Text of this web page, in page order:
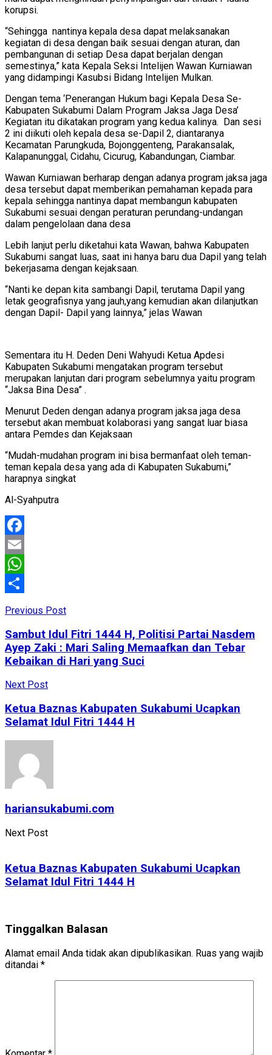
korupsi.
“Sehingga nantinya kepala desa dapat melaksanakan
kegiatan di desa dengan baik sesuai dengan aturan, dan
pembangunan di setiap Desa dapat berjalan dengan
semestinya,” kata Kepala Seksi Intelijen Wawan Kurniawan
yang didampingi Kasubsi Bidang Intelijen Mulkan.
Dengan tema ‘Penerangan Hukum bagi Kepala Desa Se-
Kabupaten Sukabumi Dalam Program Jaksa Jaga Desa’
Kegiatan itu dikatakan program yang kedua kalinya. Dan sesi
2 ini diikuti oleh kepala desa se-Dapil 2, diantaranya
Kecamatan Parungkuda, Bojonggenteng, Parakansalak,
Kalapanunggal, Cidahu, Cicurug, Kabandungan, Ciambar.
Wawan Kurniawan berharap dengan adanya program jaksa jaga
desa tersebut dapat memberikan pemahaman kepada para
kepala sehingga nantinya dapat membangun kabupaten
Sukabumi sesuai dengan peraturan perundang-undangan
dalam pengelolaan dana desa
Lebih lanjut perlu diketahui kata Wawan, bahwa Kabupaten
Sukabumi sangat luas, saat ini hanya baru dua Dapil yang telah
bekerjasama dengan kejaksaan.
“Nanti ke depan kita sambangi Dapil, terutama Dapil yang
letak geografisnya yang jauh,yang kemudian akan dilanjutkan
dengan Dapil- Dapil yang lainnya,” jelas Wawan
Sementara itu H. Deden Deni Wahyudi Ketua Apdesi
Kabupaten Sukabumi mengatakan program tersebut
merupakan lanjutan dari program sebelumnya yaitu program
“Jaksa Bina Desa” .
Menurut Deden dengan adanya program jaksa jaga desa
tersebut akan membuat kolaborasi yang sangat luar biasa
antara Pemdes dan Kejaksaan
“Mudah-mudahan program ini bisa bermanfaat oleh teman-
teman kepala desa yang ada di Kabupaten Sukabumi,”
harapnya singkat
Al-Syahputra
Facebook
Email
WhatsApp
Previous Post
Sambut Idul Fitri 1444 H, Politisi Partai Nasdem
Ayep Zaki : Mari Saling Memaafkan dan Tebar
Kebaikan di Hari yang Suci
Next Post
Ketua Baznas Kabupaten Sukabumi Ucapkan
Selamat Idul Fitri 1444 H
hariansukabumi.com
Next Post
Ketua Baznas Kabupaten Sukabumi Ucapkan
Selamat Idul Fitri 1444 H
Tinggalkan Balasan
Alamat email Anda tidak akan dipublikasikan. Ruas yang wajib
ditandai *